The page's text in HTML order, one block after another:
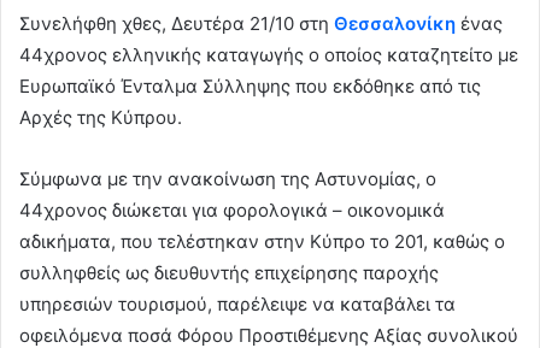
Συνελήφθη χθες, Δευτέρα 21/10 στη Θεσσαλονίκη ένας
44χρονος ελληνικής καταγωγής ο οποίος καταζητείτο με
Ευρωπαϊκό Ένταλμα Σύλληψης που εκδόθηκε από τις
Αρχές της Κύπρου.
Σύμφωνα με την ανακοίνωση της Αστυνομίας, ο
44χρονος διώκεται για φορολογικά – οικονομικά
αδικήματα, που τελέστηκαν στην Κύπρο το 201, καθώς ο
συλληφθείς ως διευθυντής επιχείρησης παροχής
υπηρεσιών τουρισμού, παρέλειψε να καταβάλει τα
οφειλόμενα ποσά Φόρου Προστιθέμενης Αξίας συνολικού